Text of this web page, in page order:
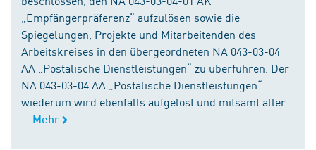
„Empfängerpräferenz“ aufzulösen sowie die
Spiegelungen, Projekte und Mitarbeitenden des
Arbeitskreises in den übergeordneten NA 043-03-04
AA „Postalische Dienstleistungen“ zu überführen. Der
NA 043-03-04 AA „Postalische Dienstleistungen“
wiederum wird ebenfalls aufgelöst und mitsamt aller
Mehr